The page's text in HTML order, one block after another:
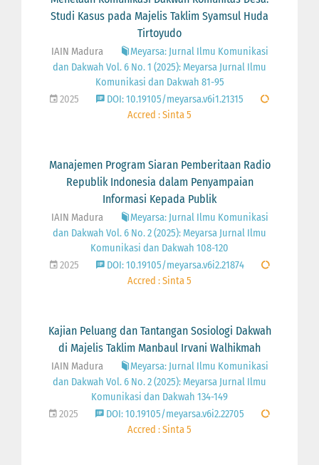
Studi Kasus pada Majelis Taklim Syamsul Huda
Tirtoyudo
IAIN Madura
Meyarsa: Jurnal Ilmu Komunikasi
dan Dakwah Vol. 6 No. 1 (2025): Meyarsa Jurnal Ilmu
Komunikasi dan Dakwah 81-95
2025
DOI: 10.19105/meyarsa.v6i1.21315
Accred : Sinta 5
Manajemen Program Siaran Pemberitaan Radio
Republik Indonesia dalam Penyampaian
Informasi Kepada Publik
IAIN Madura
Meyarsa: Jurnal Ilmu Komunikasi
dan Dakwah Vol. 6 No. 2 (2025): Meyarsa Jurnal Ilmu
Komunikasi dan Dakwah 108-120
2025
DOI: 10.19105/meyarsa.v6i2.21874
Accred : Sinta 5
Kajian Peluang dan Tantangan Sosiologi Dakwah
di Majelis Taklim Manbaul Irvani Walhikmah
IAIN Madura
Meyarsa: Jurnal Ilmu Komunikasi
dan Dakwah Vol. 6 No. 2 (2025): Meyarsa Jurnal Ilmu
Komunikasi dan Dakwah 134-149
2025
DOI: 10.19105/meyarsa.v6i2.22705
Accred : Sinta 5